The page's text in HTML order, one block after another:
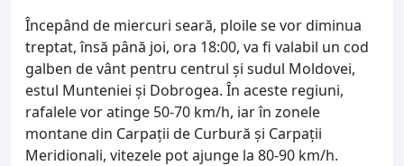
Începând de miercuri seară, ploile se vor diminua
treptat, însă până joi, ora 18:00, va fi valabil un cod
galben de vânt pentru centrul și sudul Moldovei,
estul Munteniei și Dobrogea. În aceste regiuni,
rafalele vor atinge 50-70 km/h, iar în zonele
montane din Carpații de Curbură și Carpații
Meridionali, vitezele pot ajunge la 80-90 km/h.